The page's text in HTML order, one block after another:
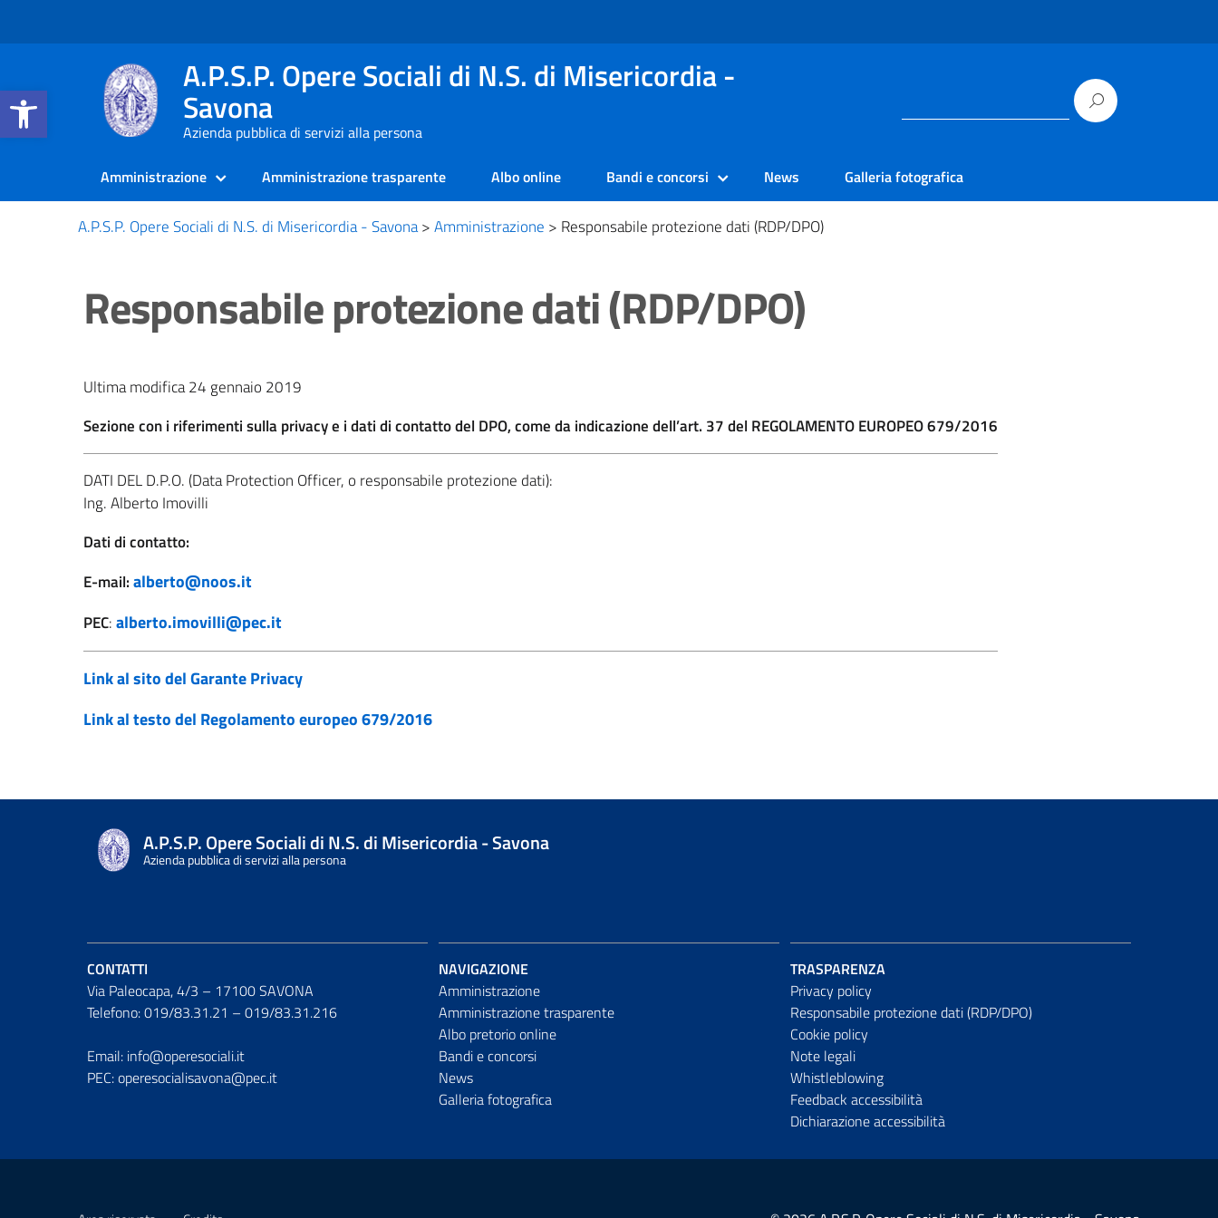
Apri la barra degli strumenti
A.P.S.P. Opere Sociali di N.S. di Misericordia -
Savona
Azienda pubblica di servizi alla persona
Amministrazione Amministrazione trasparente Albo online Bandi e concorsi News Galleria fotografica
A.P.S.P. Opere Sociali di N.S. di Misericordia - Savona> Amministrazione > Responsabile protezione dati (RDP/DPO)
Responsabile protezione dati (RDP/DPO)
Ultima modifica 24 gennaio 2019
Sezione con i riferimenti sulla privacy e i dati di contatto del DPO, come da indicazione dell’art. 37 del REGOLAMENTO EUROPEO 679/2016
DATI DEL D.P.O. (Data Protection Officer, o responsabile protezione dati):
Ing. Alberto Imovilli
Dati di contatto:
E-mail: alberto@noos.it
PEC: alberto.imovilli@pec.it
Link al sito del Garante Privacy
Link al testo del Regolamento europeo 679/2016
A.P.S.P. Opere Sociali di N.S. di Misericordia - Savona
Azienda pubblica di servizi alla persona
CONTATTI
Via Paleocapa, 4/3 – 17100 SAVONA
Telefono: 019/83.31.21 – 019/83.31.216
Email: info@operesociali.it
PEC: operesocialisavona@pec.it
NAVIGAZIONE
Amministrazione
Amministrazione trasparente
Albo pretorio online
Bandi e concorsi
News
Galleria fotografica
TRASPARENZA
Privacy policy
Responsabile protezione dati (RDP/DPO)
Cookie policy
Note legali
Whistleblowing
Feedback accessibilità
Dichiarazione accessibilità